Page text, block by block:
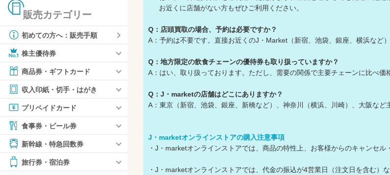
販売カテゴリー
初めての方へ：販売手順
株主優待券
商品券・ギフトカード
収入印紙・切手・はがき
プリペイドカード
食事券・ビール券
新幹線・特急回数券
旅行券・宿泊券
お近くに店舗がない方もぜひご利用ください。
Q：店頭買取の場合、予約は必要ですか？
A：予約は不要です。直接お近くのJ・Market（新宿、池袋、銀座、横浜など
Q：地方限定の飲食チェーンの優待券も取り扱っていますか？
A：はい、取り扱っております。ただし、需要の関係で主要チェーンに比べ
Q：J・marketの店舗はどこにありますか？
A：東京（新宿、池袋、銀座、新橋など）、神奈川（横浜、川崎）、大阪など
J・marketオンラインストアの購入注意事項
・J・marketオンラインストアでは、商品の特性上、お客様からのキャンセル
・J・marketオンラインストアでは、代金の振込が4営業日（注文日を含む）